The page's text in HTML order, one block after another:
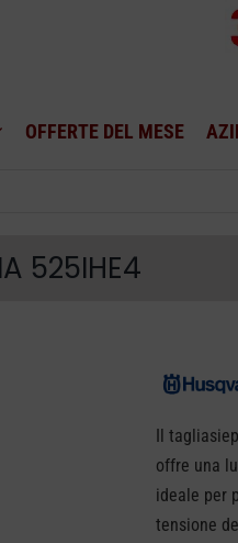
OFFERTE DEL MESE
525IHE4
Il
offre una
ideale per
tensione